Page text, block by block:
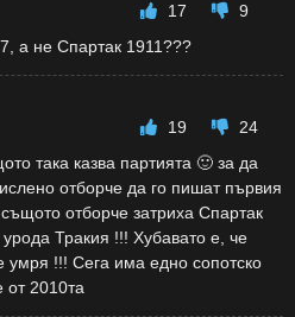
17
9
а не Спартак 1911???
19
24
така казва партията 🙂 за да
отборче да го пишат първия
отборче затриха Спартак
Тракия !!! Хубавато е, че
умря !!! Сега има едно сопотско
от 2010та